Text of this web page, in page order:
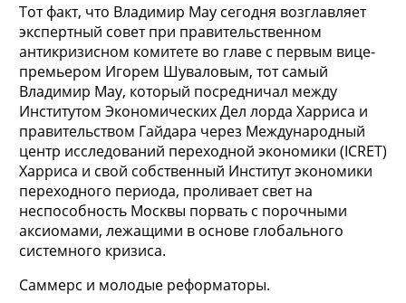
Тот факт, что Владимир Мау сегодня возглавляет
экспертный совет при правительственном
антикризисном комитете во главе с первым вице-
премьером Игорем Шуваловым, тот самый
Владимир Мау, который посредничал между
Институтом Экономических Дел лорда Харриса и
правительством Гайдара через Международный
центр исследований переходной экономики (ICRET)
Харриса и свой собственный Институт экономики
переходного периода, проливает свет на
неспособность Москвы порвать с порочными
аксиомами, лежащими в основе глобального
системного кризиса.
Саммерс и молодые реформаторы.